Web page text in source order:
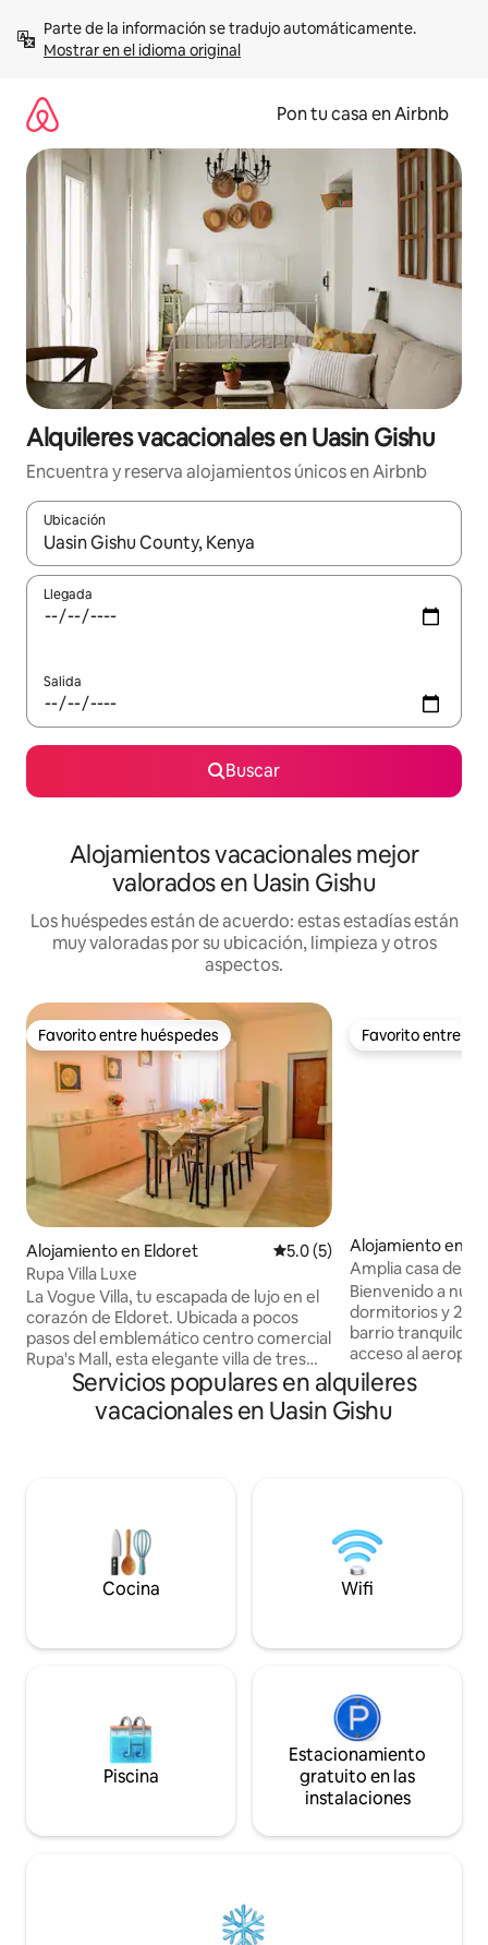
contenidoMostrar en el idioma original
Pon tu casa en Airbnb
Alquileres vacacionales en Uasin Gishu
Encuentra y reserva alojamientos únicos en Airbnb
Ubicación
Cuando los resultados estén disponibles, navega con las
Llegada
Salida
Buscar
Alojamientos vacacionales mejor
valorados en Uasin Gishu
Los huéspedes están de acuerdo: estas estadías están
muy valoradas por su ubicación, limpieza y otros
aspectos.
Favorito entre huéspedes
Favorito entre huéspedes
Alojamiento en Eldoret Calificación promedio: 5.0
5.0 (5)
Rupa Villa Luxe
La Vogue Villa, tu escapada de lujo en el
corazón de Eldoret. Ubicada a pocos
pasos del emblemático centro comercial
Rupa's Mall, esta elegante villa de tres
dormitorios ofrece la combinación
perfecta de elegancia moderna,
comodidad y conveniencia. Entra en
relajación pura. Disfruta de wifi de alta
velocidad, televisión inteligente, lujosos
muebles de salón y un balcón con vistas
a la ciudad, todo en un barrio seguro y
Favorito entre
Favorito entre
Alojamiento en
Amplia casa de 3
Gardens, Eldoret
Bienvenido a
dormitorios y 2
barrio tranquilo.
acceso al
Eldoret, y tiene
Disfruta de
rápido y un
gimnasio. El
para ayudarte.
seguridad y
Servicios populares en alquileres
vacacionales en Uasin Gishu
Cocina Wifi
Piscina
Estacionamiento
gratuito en las
instalaciones